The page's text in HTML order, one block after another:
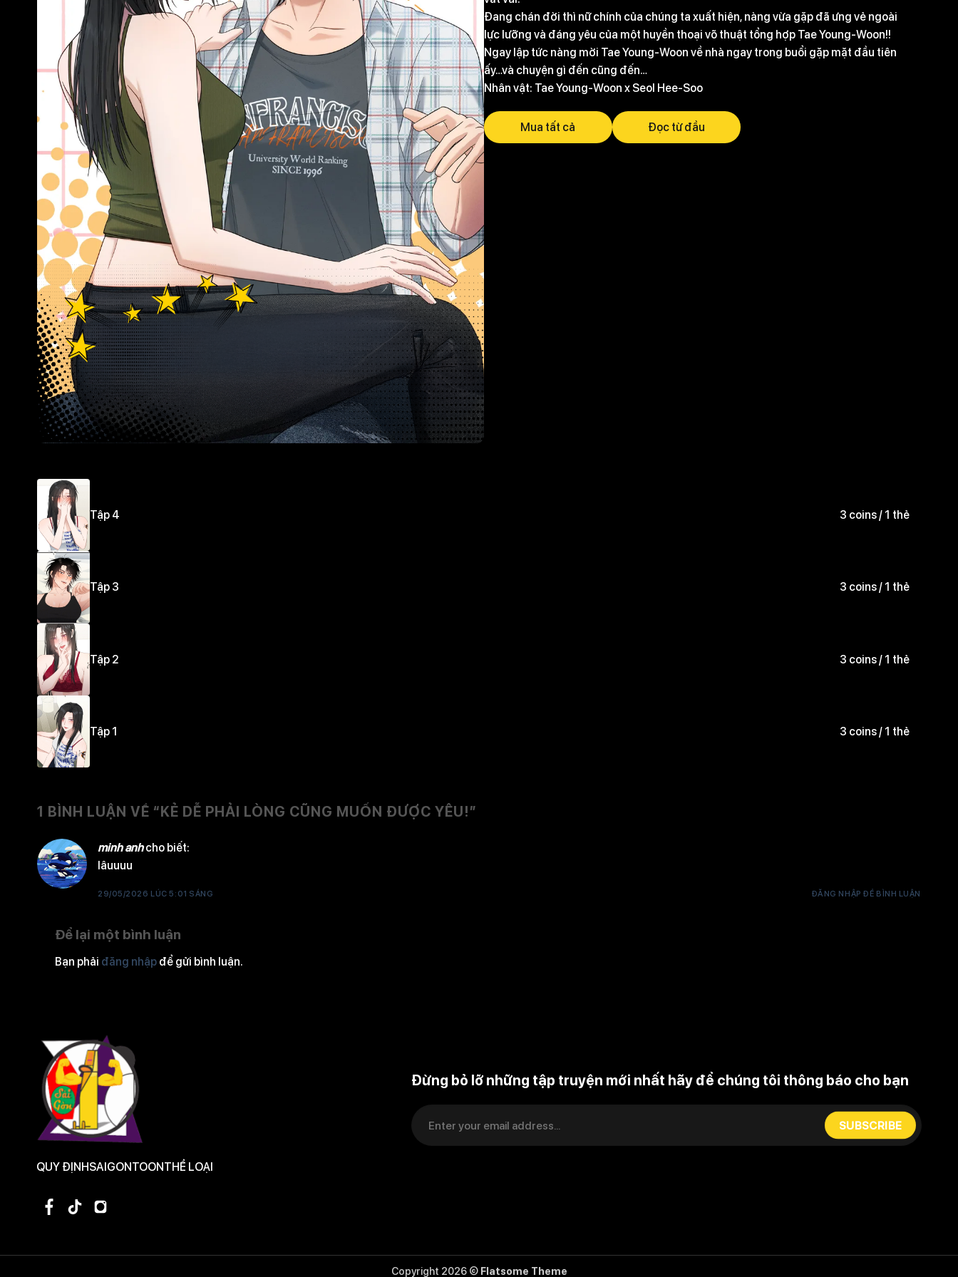
Đang chán đời thì nữ chính của chúng ta xuất hiện, nàng vừa gặp đã ưng vẻ ngoài
lực lưỡng và đáng yêu của một huyền thoại võ thuật tổng hợp Tae Young-Woon!!
Ngay lập tức nàng mời Tae Young-Woon về nhà ngay trong buổi gặp mặt đầu tiên
ấy…và chuyện gì đến cũng đến…
Nhân vật: Tae Young-Woon x Seol Hee-Soo
Mua tất cả Đọc từ đầu
Tập 4 3 coins / 1 thẻ
Tập 3 3 coins / 1 thẻ
Tập 2 3 coins / 1 thẻ
Tập 1 3 coins / 1 thẻ
1 BÌNH LUẬN VỀ “ KẺ DỄ PHẢI LÒNG CŨNG MUỐN ĐƯỢC YÊU!”
minh anh cho biết:
lâuuuu
29/05/2026 LÚC 5:01 SÁNG ĐĂNG NHẬP ĐỂ BÌNH LUẬN
Để lại một bình luận
Bạn phải đăng nhập để gửi bình luận.
QUY ĐỊNHSAIGONTOONTHỂ LOẠI
Đừng bỏ lỡ những tập truyện mới nhất hãy để chúng tôi thông báo cho bạn
Copyright 2026 © Flatsome Theme